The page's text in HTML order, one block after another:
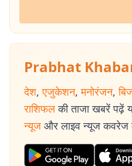
Prabhat
देश, एजुकेशन, मनोरंजन,
राशिफल की ताजा खबरें पढ़ें
न्यूज और लाइव न्यूज कवरेज